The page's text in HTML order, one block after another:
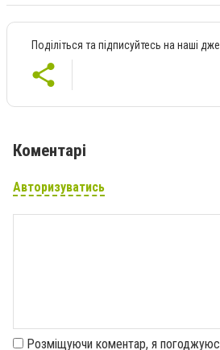
Поділіться та підписуйтесь на наші
Коментарі
Авторизуватись
Розміщуючи коментар, я